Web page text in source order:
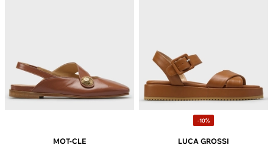
MOT-CLE
-10%
LUCA GROSSI